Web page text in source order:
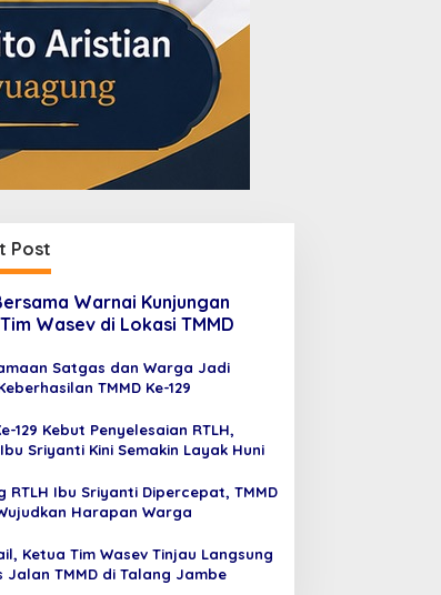
Post
Warnai Kunjungan
Wasev di Lokasi TMMD
Satgas dan Warga Jadi
TMMD Ke-129
129 Kebut Penyelesaian RTLH,
Sriyanti Kini Semakin Layak Huni
RTLH Ibu Sriyanti Dipercepat, TMMD
Harapan Warga
Ketua Tim Wasev Tinjau Langsung
Jalan TMMD di Talang Jambe